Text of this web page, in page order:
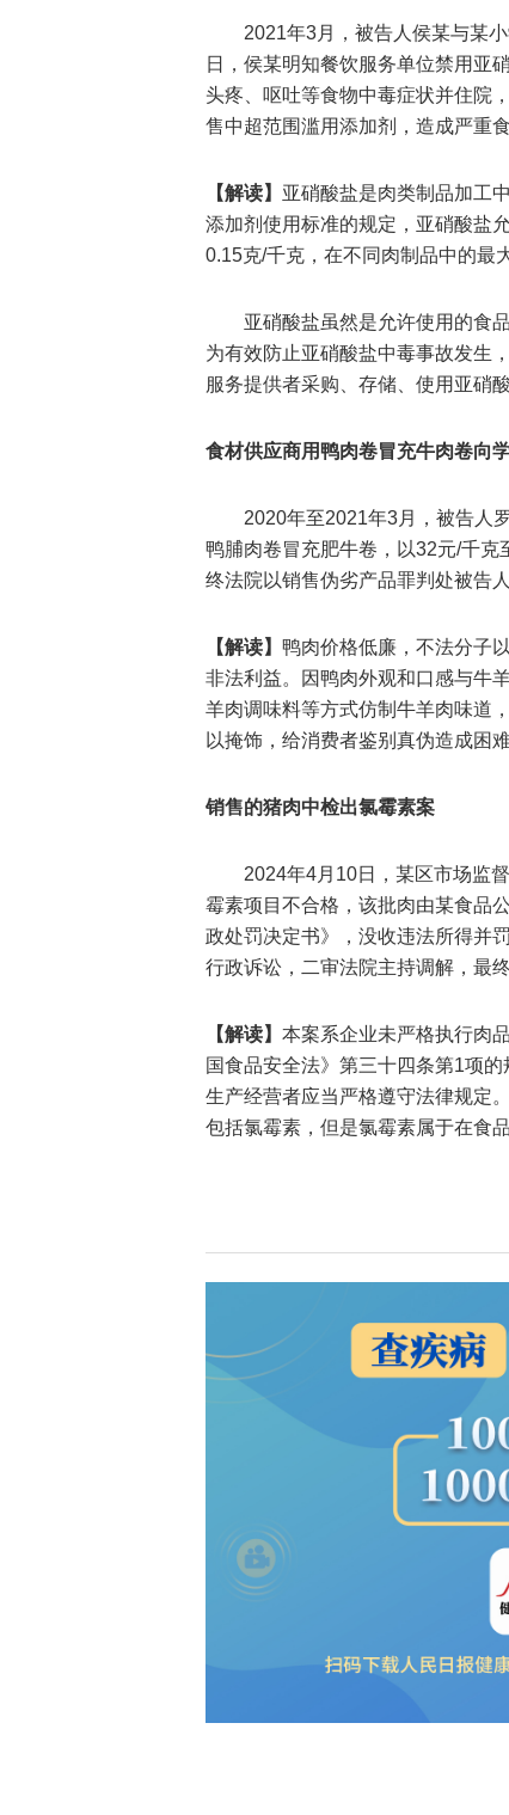
2021年3月，被告人侯某与某
日，侯某明知餐饮服务单位禁用亚
头疼、呕吐等食物中毒症状并住院
售中超范围滥用添加剂，造成严重
【解读】 亚硝酸盐是肉类制品加工
添加剂使用标准的规定，亚硝酸盐
0.15克/千克，在不同肉制品中的最
亚硝酸盐虽然是允许使用的食
为有效防止亚硝酸盐中毒事故发生
服务提供者采购、存储、使用亚硝
食材供应商用鸭肉卷冒充牛肉卷向
2020年至2021年3月，被告人
鸭脯肉卷冒充肥牛卷，以32元/千
终法院以销售伪劣产品罪判处被告
【解读】 鸭肉价格低廉，不法分子
非法利益。因鸭肉外观和口感与牛
羊肉调味料等方式仿制牛羊肉味道
以掩饰，给消费者鉴别真伪造成困难
销售的猪肉中检出氯霉素案
2024年4月10日，某区市场监
霉素项目不合格，该批肉由某食品
政处罚决定书》，没收违法所得并
行政诉讼，二审法院主持调解，最
【解读】 本案系企业未严格执行肉
国食品安全法》第三十四条第1项
生产经营者应当严格遵守法律规定
包括氯霉素，但是氯霉素属于在食